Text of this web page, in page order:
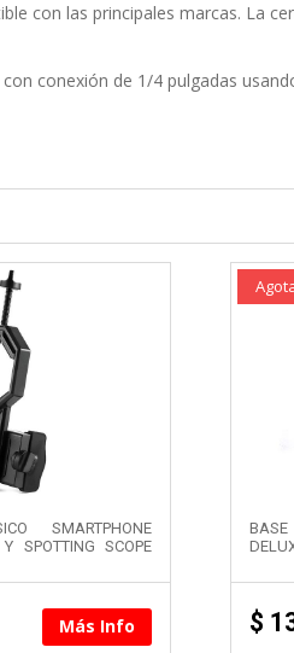
con las principales marcas. La
conexión de 1/4 pulgadas
SMARTPHONE
SPOTTING SCOPE
Más Info $